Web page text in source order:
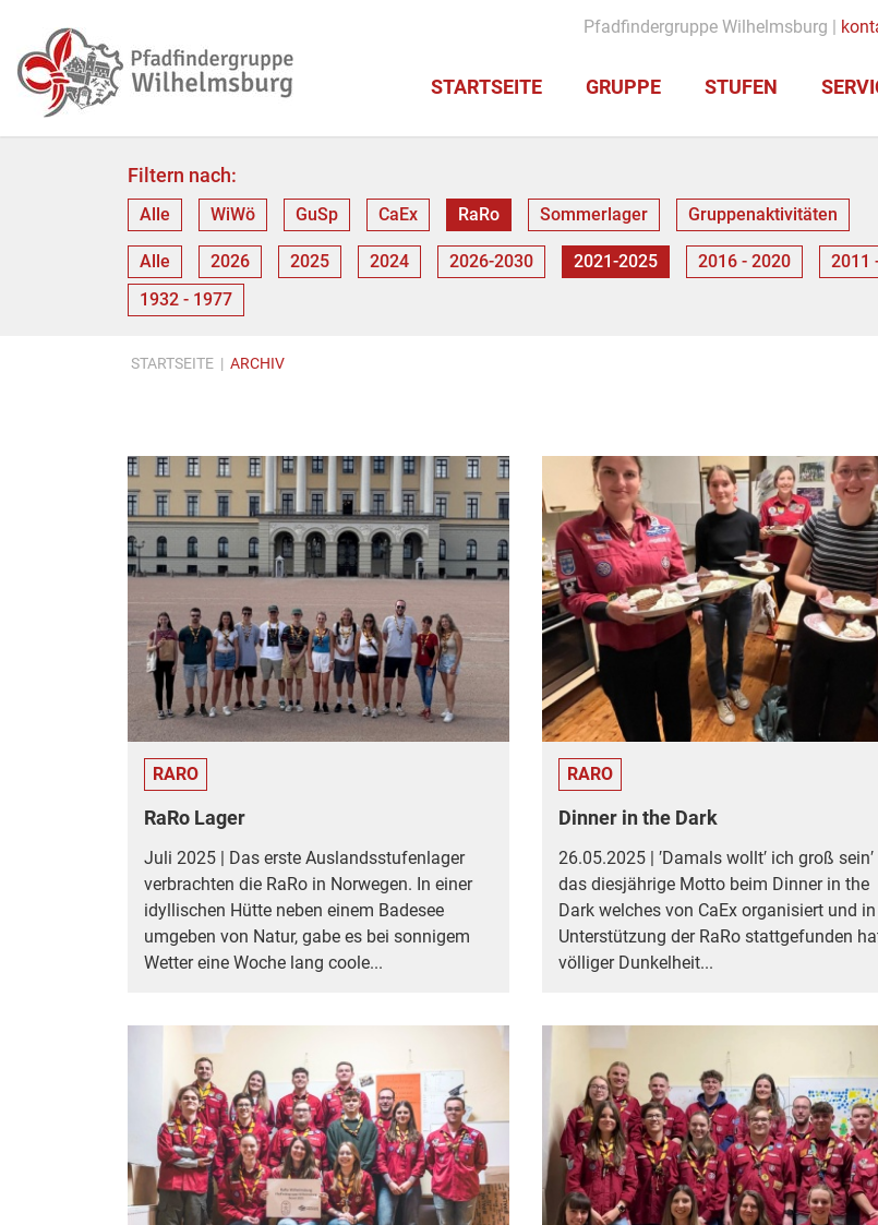
Pfadfindergruppe Wilhelmsburg |
STARTSEITE GRUPPE STUFEN
Filtern nach:
Alle WiWö GuSp CaEx RaRo Sommerlager Gruppenaktivitäten
Alle 2026 2025 2024 2026-2030 2021-2025 2016 - 2020 2011
1932 - 1977
STARTSEITE | ARCHIV
RARO
RaRo Lager
Juli 2025 | Das erste Auslandsstufenlager
verbrachten die RaRo in Norwegen. In einer
idyllischen Hütte neben einem Badesee
umgeben von Natur, gabe es bei sonnigem
Wetter eine Woche lang coole...
RARO
Dinner in the Dark
26.05.2025 | ′Damals wollt′ ich groß
das diesjährige Motto beim Dinner in the
Dark welches von CaEx organisiert und in
Unterstützung der RaRo stattgefunden
völliger Dunkelheit...